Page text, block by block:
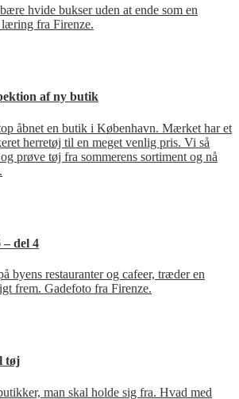
hvide bukser uden at ende som en
fra Firenze.
af ny butik
åbnet en butik i København. Mærket har et
herretøj til en meget venlig pris. Vi så
prøve tøj fra sommerens sortiment og nå
del 4
byens restauranter og cafeer, træder en
frem. Gadefoto fra Firenze.
tøj
man skal holde sig fra. Hvad med